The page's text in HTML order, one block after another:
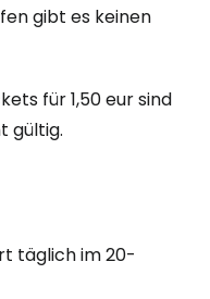
gibt es keinen
für 1,50 eur sind
gültig.
täglich im 20-